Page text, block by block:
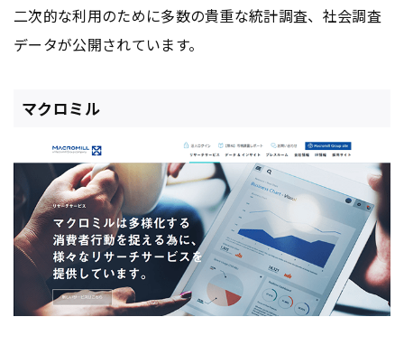
二次的な利用のために多数の貴重な統計調査、社会調査
データが公開されています。
マクロミル